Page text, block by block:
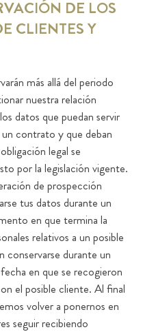
DE LOS
CLIENTES Y
más allá del periodo
nuestra relación
datos que puedan servir
contrato y que deban
legal se
por la legislación vigente.
de prospección
tus datos durante un
en que termina la
relativos a un posible
conservarse durante un
en que se recogieron
el posible cliente. Al final
volver a ponernos en
seguir recibiendo